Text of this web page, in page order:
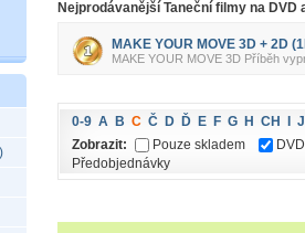
Nejprodávanější Taneční filmy na DVD
MAKE YOUR MOVE 3D + 2D
MAKE YOUR MOVE 3D Příběh
0-9 A B C Č D Ď E F G H CH
J
Zobrazit:
Pouze skladem
DVD
Předobjednávky